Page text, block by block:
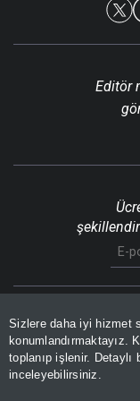
Sizlere daha iyi hizmet
konumlandırmaktayız.
toplanıp işlenir.
inceleyebilirsiniz.
Editör
© 2026 İhlas
Son Dakika